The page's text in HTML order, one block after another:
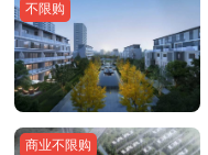
不限购
商业不限购